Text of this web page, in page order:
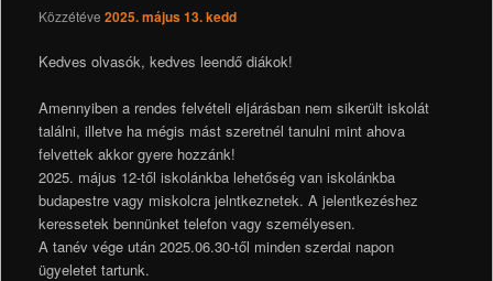
Közzétéve 2025. május 13. kedd
Kedves olvasók, kedves leendő diákok!
Amennyiben a rendes felvételi eljárásban nem sikerült iskolát
találni, illetve ha mégis mást szeretnél tanulni mint ahova
felvettek akkor gyere hozzánk!
2025. május 12-től iskolánkba lehetőség van iskolánkba
budapestre vagy miskolcra jelntkeznetek. A jelentkezéshez
keressetek bennünket telefon vagy személyesen.
A tanév vége után 2025.06.30-től minden szerdai napon
ügyeletet tartunk.